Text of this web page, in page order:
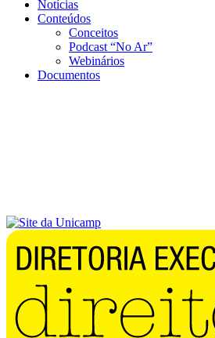
Notícias
Conteúdos
Conceitos
Podcast “No Ar”
Webinários
Documentos